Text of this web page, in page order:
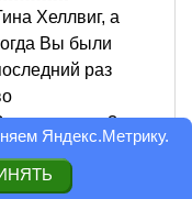
Хеллвиг, а
Вы были
раз
Я ровно год
И
Яндекс.Метрику.